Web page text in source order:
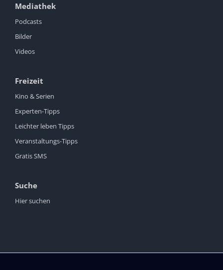
Mediathek
Podcasts
Bilder
Videos
Freizeit
Kino & Serien
Experten-Tipps
Leichter leben Tipps
Veranstaltungs-Tipps
Gratis SMS
Suche
Hier suchen